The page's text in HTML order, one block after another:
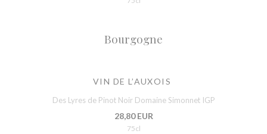
Bourgogne
VIN DE L’AUXOIS
Des Lyres de Pinot Noir Domaine Simonnet IGP
28,80 EUR
75cl